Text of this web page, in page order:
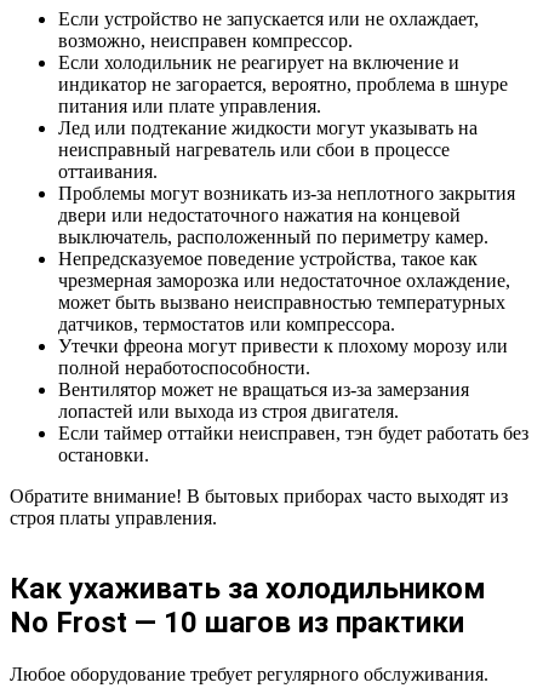
Если устройство не запускается или не охлаждает,
возможно, неисправен компрессор.
Если холодильник не реагирует на включение и
индикатор не загорается, вероятно, проблема в шнуре
питания или плате управления.
Лед или подтекание жидкости могут указывать на
неисправный нагреватель или сбои в процессе
оттаивания.
Проблемы могут возникать из-за неплотного закрытия
двери или недостаточного нажатия на концевой
выключатель, расположенный по периметру камер.
Непредсказуемое поведение устройства, такое как
чрезмерная заморозка или недостаточное охлаждение,
может быть вызвано неисправностью температурных
датчиков, термостатов или компрессора.
Утечки фреона могут привести к плохому морозу или
полной неработоспособности.
Вентилятор может не вращаться из-за замерзания
лопастей или выхода из строя двигателя.
Если таймер оттайки неисправен, тэн будет работать без
остановки.
Обратите внимание! В бытовых приборах часто выходят из
строя платы управления.
Как ухаживать за холодильником
No Frost — 10 шагов из практики
Любое оборудование требует регулярного обслуживания.